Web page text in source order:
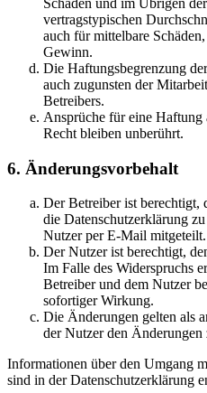
Schäden und im Übrigen
vertragstypischen
auch für mittelbare
Gewinn.
Die Haftungsbegrenzung
auch zugunsten der
Betreibers.
Ansprüche für eine Haftung
Recht bleiben unberührt.
6. Änderungsvorbehalt
Der Betreiber ist berechtigt,
die Datenschutzerklärung
Nutzer per E-Mail mitgeteilt.
Der Nutzer ist berechtigt,
Im Falle des Widerspruchs
Betreiber und dem Nutzer
sofortiger Wirkung.
Die Änderungen gelten als
der Nutzer den Änderungen
Informationen über den Umgang
sind in der Datenschutzerklärung